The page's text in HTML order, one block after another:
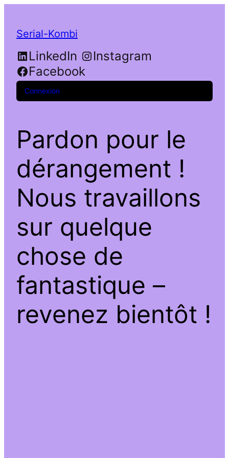
Serial-Kombi
LinkedIn
Instagram
Facebook
Connexion
Pardon pour le
dérangement !
Nous travaillons
sur quelque
chose de
fantastique –
revenez bientôt !